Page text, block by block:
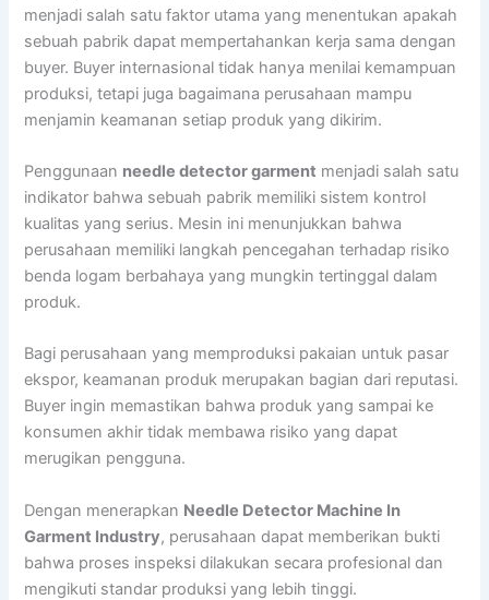
menjadi salah satu faktor utama yang menentukan apakah
sebuah pabrik dapat mempertahankan kerja sama dengan
buyer. Buyer internasional tidak hanya menilai kemampuan
produksi, tetapi juga bagaimana perusahaan mampu
menjamin keamanan setiap produk yang dikirim.
Penggunaan needle detector garment menjadi salah satu
indikator bahwa sebuah pabrik memiliki sistem kontrol
kualitas yang serius. Mesin ini menunjukkan bahwa
perusahaan memiliki langkah pencegahan terhadap risiko
benda logam berbahaya yang mungkin tertinggal dalam
produk.
Bagi perusahaan yang memproduksi pakaian untuk pasar
ekspor, keamanan produk merupakan bagian dari reputasi.
Buyer ingin memastikan bahwa produk yang sampai ke
konsumen akhir tidak membawa risiko yang dapat
merugikan pengguna.
Dengan menerapkan Needle Detector Machine In
Garment Industry, perusahaan dapat memberikan bukti
bahwa proses inspeksi dilakukan secara profesional dan
mengikuti standar produksi yang lebih tinggi.